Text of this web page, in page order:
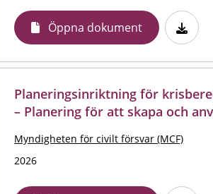
Öppna dokument
Planeringsinriktning för
– Planering för att skapa och
Myndigheten för civilt försvar (MCF)
2026